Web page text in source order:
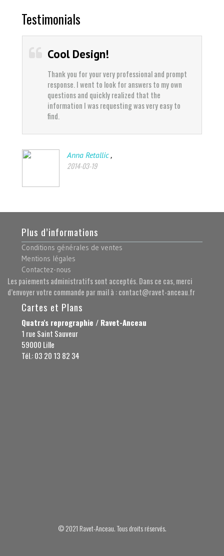
Testimonials
Cool Design!
Thank you for your very professional and prompt
response. I went to look for answers to my own
questions and quickly realized that the
information I was requesting was very easy to
find.
Anna Retallic ,
2014-03-19
Plus d’informations
Conditions générales de ventes
Mentions légales
Contactez-nous
Les paiements administratifs sont acceptés. Dans ce cas, merci
d’envoyer votre commande par mail à : contact@ravet-anceau.fr
Cartes et Plans
Quatra's reprographie / Ravet-Anceau
1 rue Saint Sauveur
59000 Lille
Tél.: 03 20 13 82 34
© 2021 Ravet-Anceau. Tous droits réservés.